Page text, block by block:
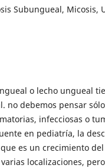
Subungueal, Micosis,
o lecho ungueal
no debemos pensar
infecciosas o
en pediatría, la
es un crecimiento
localizaciones,